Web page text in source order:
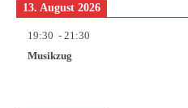
13. August 2026
19:30 - 21:30
Musikzug